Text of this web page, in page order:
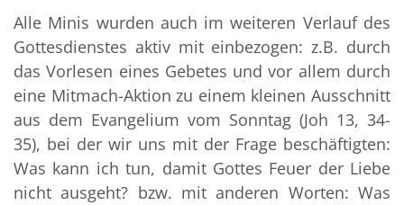
Alle Minis wurden auch im weiteren Verlauf des
Gottesdienstes aktiv mit einbezogen: z.B. durch
das Vorlesen eines Gebetes und vor allem durch
eine Mitmach-Aktion zu einem kleinen Ausschnitt
aus dem Evangelium vom Sonntag (Joh 13, 34-
35), bei der wir uns mit der Frage beschäftigten:
Was kann ich tun, damit Gottes Feuer der Liebe
nicht ausgeht? bzw. mit anderen Worten: Was